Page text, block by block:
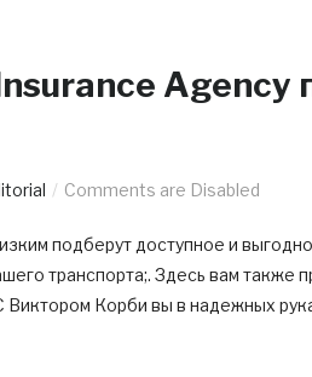
Agency
Comments are Disabled
подберут доступное и
транспорта;. Здесь вам
Корби вы в надежных